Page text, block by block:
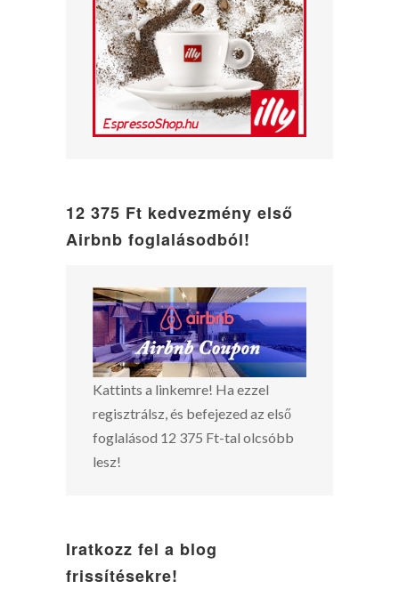
12 375 Ft kedvezmény első
Airbnb foglalásodból!
Kattints a linkemre! Ha ezzel
regisztrálsz, és befejezed az első
foglalásod 12 375 Ft-tal olcsóbb
lesz!
Iratkozz fel a blog
frissítésekre!